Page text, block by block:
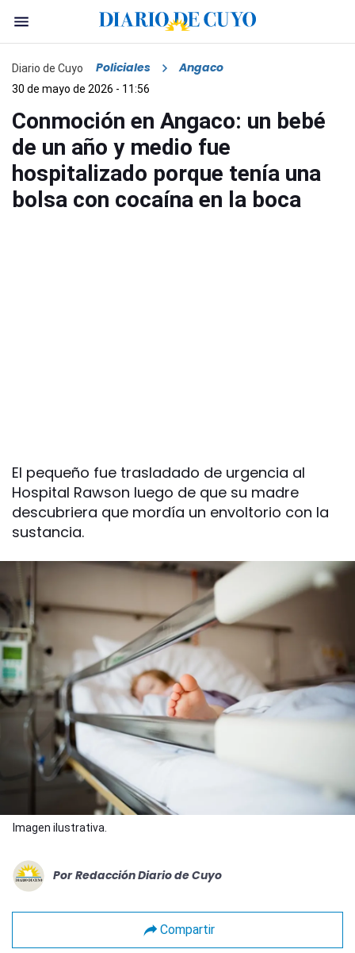
Diario de Cuyo Policiales Angaco
30 de mayo de 2026 - 11:56
Conmoción en Angaco: un bebé
de un año y medio fue
hospitalizado porque tenía una
bolsa con cocaína en la boca
El pequeño fue trasladado de urgencia al
Hospital Rawson luego de que su madre
descubriera que mordía un envoltorio con la
sustancia.
Imagen ilustrativa.
Por Redacción Diario de Cuyo
Compartir